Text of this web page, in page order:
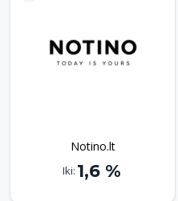
Notino.lt
Iki: 1,6 %